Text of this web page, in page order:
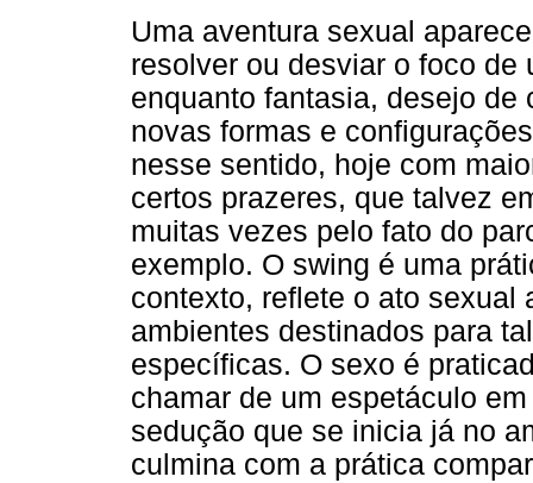
Uma aventura sexual
resolver ou desviar o foco
enquanto fantasia, desejo de
novas formas e
nesse sentido, hoje com
certos prazeres, que talvez
muitas vezes pelo fato do
exemplo. O swing é uma
contexto, reflete o ato sexual
ambientes destinados para
específicas. O sexo é
chamar de um espetáculo
sedução que se inicia já no
culmina com a prática